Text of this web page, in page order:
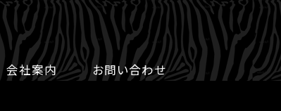
会社案内 お問い合わせ